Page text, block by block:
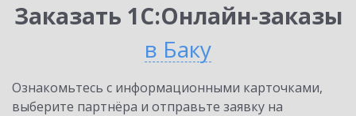
Заказать 1С:Онлайн-заказы
в Баку
Ознакомьтесь с информационными карточками,
выберите партнёра и отправьте заявку на